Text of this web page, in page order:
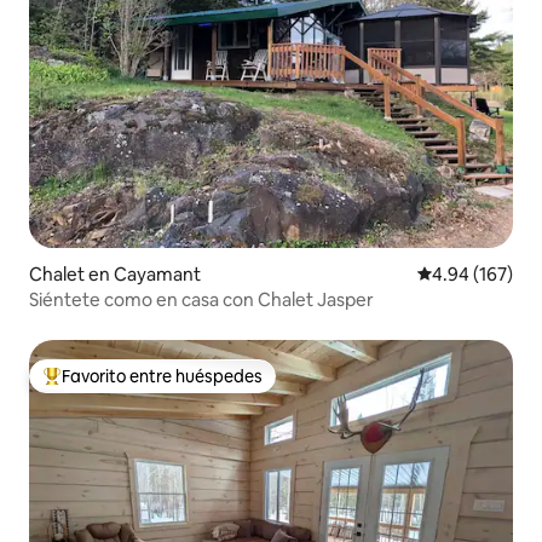
Chalet en Cayamant Calificación
4.94 (167)
Siéntete como en casa con Chalet Jasper
De los mejores en Favorito entre huéspedes
Favorito entre huéspedes